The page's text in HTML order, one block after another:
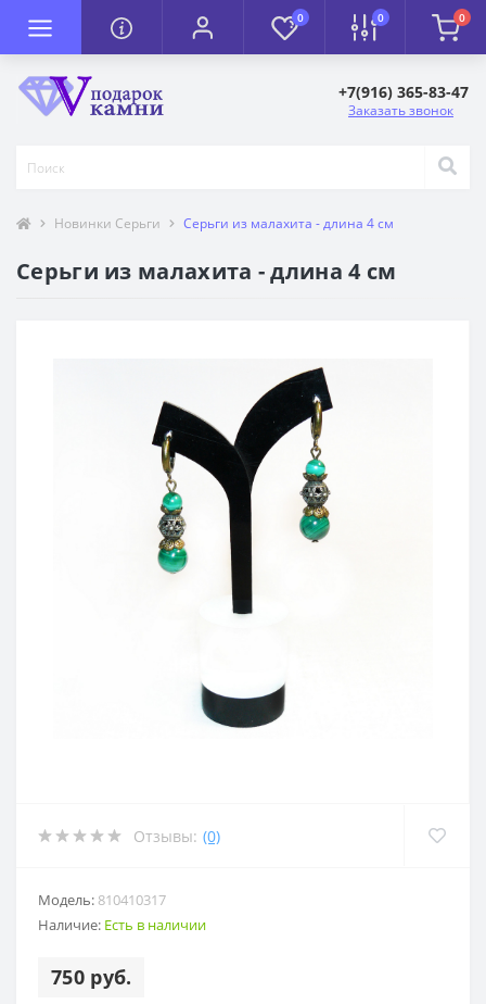
0 0 0
+7(916) 365-83-47
Заказать звонок
Новинки Серьги Серьги из малахита - длина 4 см
Серьги из малахита - длина 4 см
Отзывы: (0)
Модель: 810410317
Наличие: Есть в наличии
750 руб.